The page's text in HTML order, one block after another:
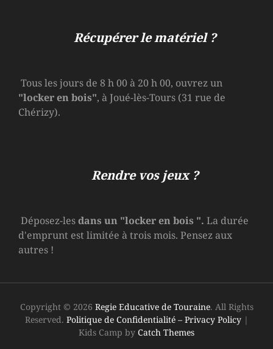
Récupérer le matériel ?
Tous les jours de 8 h 00 à 20 h 00, ouvrez un
"locker en bois", à Joué-lès-Tours (31 rue de
Chérizy).
Rendre vos jeux ?
Déposez-lesdans un "locker en bois ". La durée
d'emprunt est limitée à trois mois. Pensez aux
autres !
Copyright © 2026 Regie Educative de Touraine. All Rights
Reserved. Politique de Confidentialité – Privacy Policy|
Kids Camp by Catch Themes